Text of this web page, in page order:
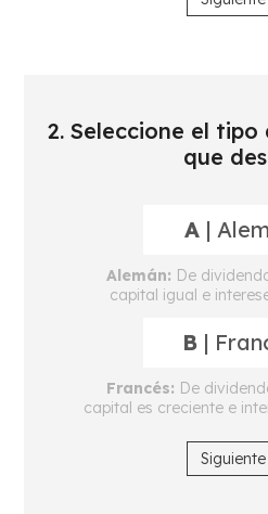
2. Seleccione el
que
A |
Alemán: De
capital igual e
B |
Francés: De
capital es creciente e